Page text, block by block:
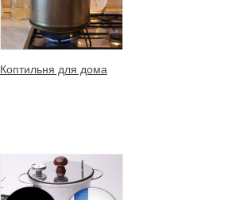
Коптильня для дома